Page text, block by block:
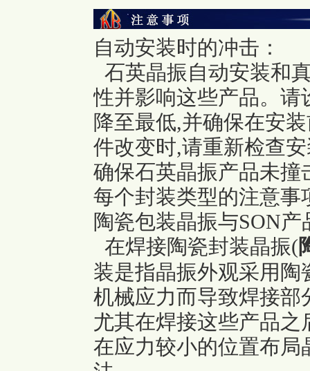
自动安装时的冲击：
石英晶振自动安装和
性并影响这些产品。
降至最低,并确保在安
件改变时,请重新检查
确保石英晶振产品未
每个封装类型的注意事
陶瓷包装晶振与SON产
在焊接陶瓷封装晶振(
装是指晶振外观采用
机械应力而导致焊接
尤其在焊接这些产品
在应力较小的位置布